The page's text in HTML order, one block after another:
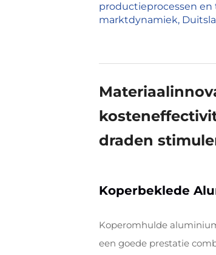
productieprocessen en
marktdynamiek,
draden
Koperbeklede
Koperomhulde
een goede prestatie